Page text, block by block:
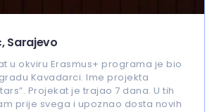
Sarajevo
u okviru Erasmus+ programa je bio
Kavadarci. Ime projekta
Projekat je trajao 7 dana. U tih
prije svega i upoznao dosta novih